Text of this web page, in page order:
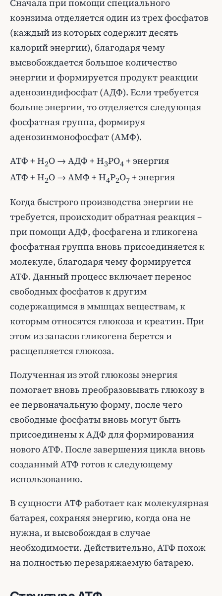
Сначала при помощи специального
коэнзима отделяется один из трех фосфатов
(каждый из которых содержит десять
калорий энергии), благодаря чему
высвобождается большое количество
энергии и формируется продукт реакции
аденозиндифосфат (АДФ). Если требуется
больше энергии, то отделяется следующая
фосфатная группа, формируя
аденозинмонофосфат (АМФ).
АТФ + H2O → АДФ + H3PO4+ энергия
АТФ + H2O → АМФ + H4P2O7+ энергия
Когда быстрого производства энергии не
требуется, происходит обратная реакция –
при помощи АДФ, фосфагена и гликогена
фосфатная группа вновь присоединяется к
молекуле, благодаря чему формируется
АТФ. Данный процесс включает перенос
свободных фосфатов к другим
содержащимся в мышцах веществам, к
которым относятся глюкоза и креатин. При
этом из запасов гликогена берется и
расщепляется глюкоза.
Полученная из этой глюкозы энергия
помогает вновь преобразовывать глюкозу в
ее первоначальную форму, после чего
свободные фосфаты вновь могут быть
присоединены к АДФ для формирования
нового АТФ. После завершения цикла вновь
созданный АТФ готов к следующему
использованию.
В сущности АТФ работает как молекулярная
батарея, сохраняя энергию, когда она не
нужна, и высвобождая в случае
необходимости. Действительно, АТФ похож
на полностью перезаряжаемую батарею.